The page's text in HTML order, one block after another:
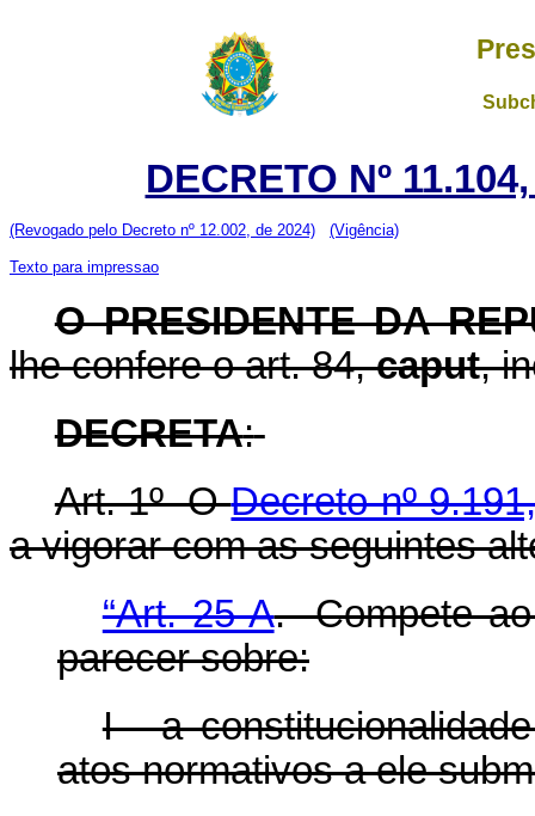
DECRETO Nº
(Revogado pelo Decreto nº 12.002, de 2024) (Vigência)
Texto para impressao
O PRESIDENTE DA
lhe confere o art. 84,caput,
DECRETA:
Art. 1º ODecreto nº
a vigorar com as seguintes
“Art. 25-A. Compete ao
parecer sobre:
I - a
atos normativos a ele